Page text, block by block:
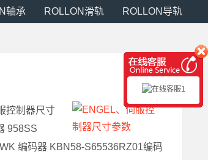
轴承 ROLLON滑轨 ROLLON导轨
控制器尺寸
958SS
编码器 KBN58-S65536RZ01编码